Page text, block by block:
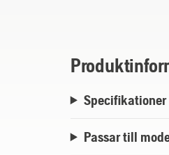
Specifikationer
Passar till